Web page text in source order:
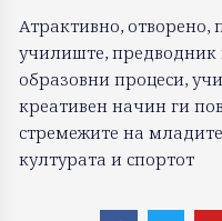
Атрактивно, отворено,
училиште, предводник
образовни процеси,
креативен начин ги
стремежите на
културата и спортот